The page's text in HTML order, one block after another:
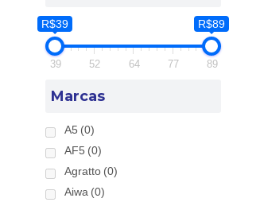
R$39 R$89
39 52 64 77 89
Marcas
A5 (0)
AF5 (0)
Agratto (0)
Aiwa (0)